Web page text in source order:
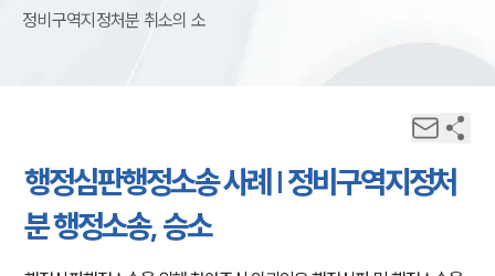
정비구역지정처분 취소의 소
행정심판행정소송 사례 | 정비구역지정처
분 행정소송, 승소